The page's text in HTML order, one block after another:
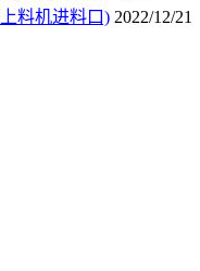
料机进料口) 2022/12/21